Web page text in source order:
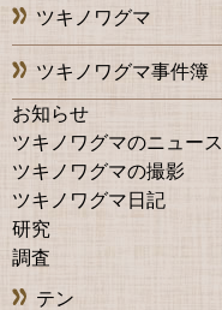
ツキノワグマ
ツキノワグマ事件簿
お知らせ
ツキノワグマのニュース
ツキノワグマの撮影
ツキノワグマ日記
研究
調査
テン